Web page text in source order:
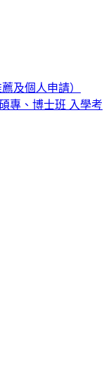
及個人申請）
專、博士班 入學考